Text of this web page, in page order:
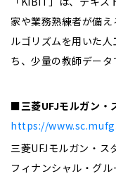
家や業務熟練者が備
ルゴリズムを用いた
ち、少量の教師データ
■三菱UFJモルガン・
https://
三菱UFJモルガン・ス
フィナンシャル・グ